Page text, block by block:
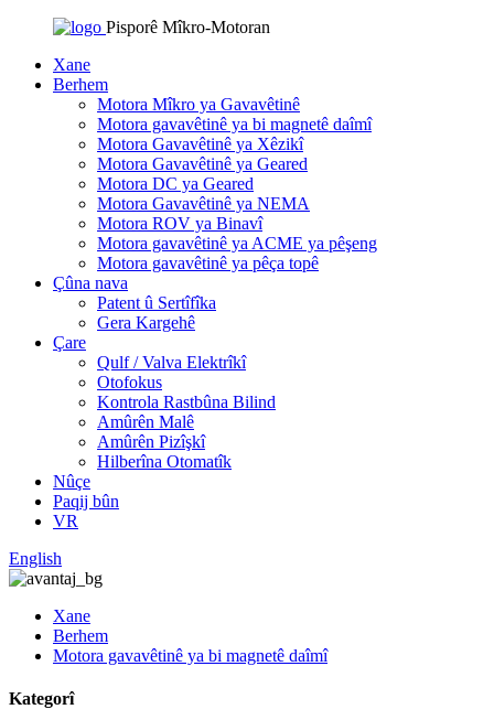
Pisporê Mîkro-Motoran
Xane
Berhem
Motora Mîkro ya Gavavêtinê
Motora gavavêtinê ya bi magnetê daîmî
Motora Gavavêtinê ya Xêzikî
Motora Gavavêtinê ya Geared
Motora DC ya Geared
Motora Gavavêtinê ya NEMA
Motora ROV ya Binavî
Motora gavavêtinê ya ACME ya pêşeng
Motora gavavêtinê ya pêça topê
Çûna nava
Patent û Sertîfîka
Gera Kargehê
Çare
Qulf / Valva Elektrîkî
Otofokus
Kontrola Rastbûna Bilind
Amûrên Malê
Amûrên Pizîşkî
Hilberîna Otomatîk
Nûçe
Paqij bûn
VR
English
Xane
Berhem
Motora gavavêtinê ya bi magnetê daîmî
Kategorî